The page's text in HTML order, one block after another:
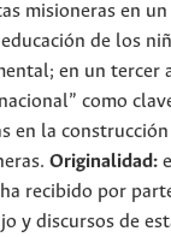
misioneras en
de los
en un tercer
como
en la
Originalidad:
recibido por
y discursos de